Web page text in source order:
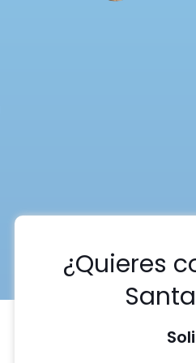
¿Quieres